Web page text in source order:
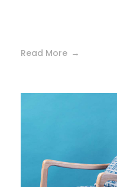
Read More